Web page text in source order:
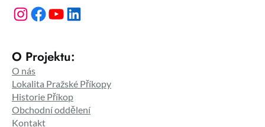
Instagram Facebook YouTube LinkedIn
O Projektu:
O nás
Lokalita Pražské Příkopy
Historie Příkop
Obchodní oddělení
Kontakt